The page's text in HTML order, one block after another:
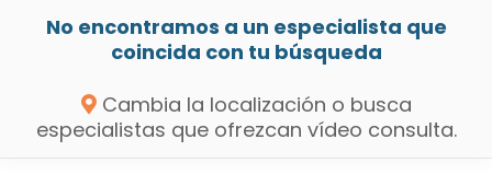
No encontramos a un especialista que
coincida con tu búsqueda
Cambia la localización o busca
especialistas que ofrezcan vídeo consulta.